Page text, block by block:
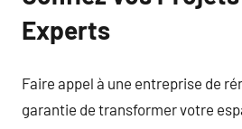
Experts
Faire appel à une entreprise de
garantie de transformer votre